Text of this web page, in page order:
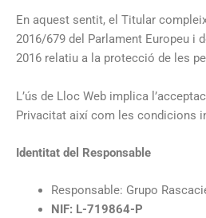
En aquest sentit, el Titular
2016/679 del Parlament Europeu i
2016 relatiu a la protecció de les
L’ús de Lloc Web implica
Privacitat així com les condicions
Identitat del Responsable
Responsable: Grupo
NIF: L-719864-P